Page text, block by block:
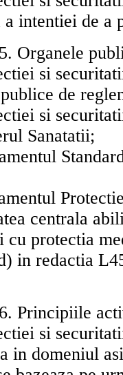
a intentiei de a
Organele
si
de
si
Sanatatii;
centrala
cu protectia
in redactia
Principiile
si
in domeniul